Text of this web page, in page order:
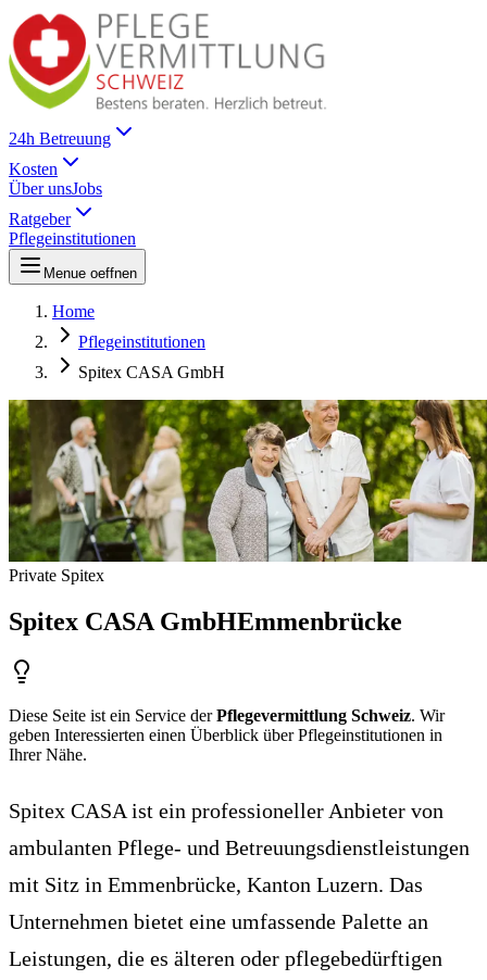
24h Betreuung
Kosten
Über unsJobs
Ratgeber
Pflegeinstitutionen
Menue oeffnen
Home
Pflegeinstitutionen
Spitex CASA GmbH
Private Spitex
Spitex CASA GmbHEmmenbrücke
Diese Seite ist ein Service derPflegevermittlung Schweiz. Wir
geben Interessierten einen Überblick über Pflegeinstitutionen in
Ihrer Nähe.
Spitex CASA ist ein professioneller Anbieter von
ambulanten Pflege- und Betreuungsdienstleistungen
mit Sitz in Emmenbrücke, Kanton Luzern. Das
Unternehmen bietet eine umfassende Palette an
Leistungen, die es älteren oder pflegebedürftigen